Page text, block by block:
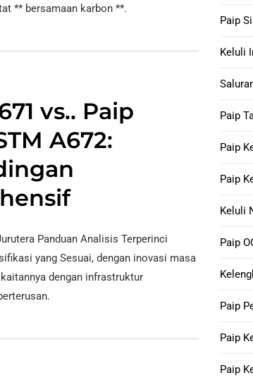
Nikel 200 Tiub Keluli
Nikel 201 Tiub Keluli
** bersamaan karbon **.
vs.. Paip
A672:
Panduan Analisis Terperinci
yang Sesuai, dengan inovasi masa
dengan infrastruktur
Paip
Keluli
Paip
Paip
Paip
Keluli
Paip
Paip
Paip
Paip